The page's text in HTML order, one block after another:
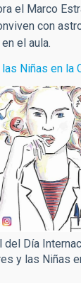
el Marco
con
el aula.
Niñas en la
del Día
y las Niñas